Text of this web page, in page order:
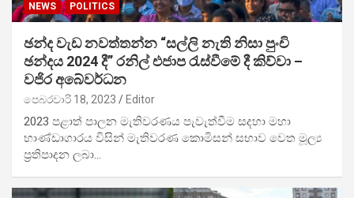
NEWS POLITICS
ඡන්ද වැඩ නවත්තන්න “සල්ලි නැති නිසා පුංචි
ඡන්දය 2024 දී” රනිල් එජාප රැස්වීමේ දී කිව්වා –
වජිර අබේවර්ධන
පෙබරවාරි 18, 2023 Editor
2023 පළාත් පාලන මැතිවරණය පැවැත්වීම සදහා මහා
භාණ්ඩාගාරය විසින් මැතිවරණ කොමිසන් සභාව වෙත මූල්‍ය
ප්‍රතිපාදන ලබා…